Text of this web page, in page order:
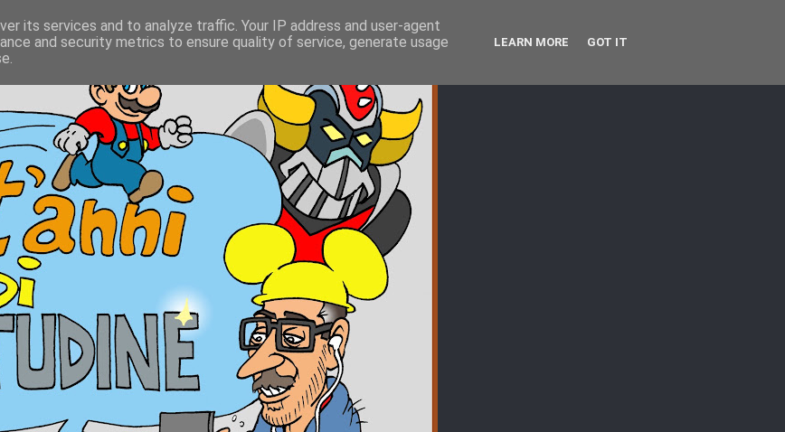
its services and to analyze traffic. Your IP address and user-agent
and security metrics to ensure quality of service, generate usage
LEARN MORE GOT IT